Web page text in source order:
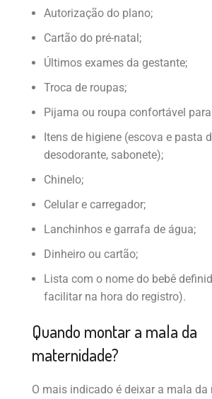
Autorização do plano;
Cartão do pré-natal;
Últimos exames da gestante;
Troca de roupas;
Pijama ou roupa confortável
Itens de higiene (escova e pasta
desodorante, sabonete);
Chinelo;
Celular e carregador;
Lanchinhos e garrafa de água;
Dinheiro ou cartão;
Lista com o nome do bebê
facilitar na hora do registro).
Quando montar a mala da
maternidade?
O mais indicado é deixar a mala da